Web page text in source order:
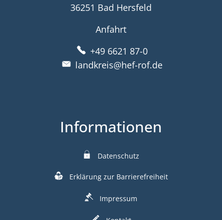
36251 Bad Hersfeld
Anfahrt
+49 6621 87-0
landkreis@hef-rof.de
Informationen
Datenschutz
Erklärung zur Barrierefreiheit
Impressum